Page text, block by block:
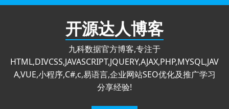
跳
开源达人博客
九科数据官方博客,专注于
HTML,DIVCSS,JAVASCRIPT,JQUERY,AJAX,PHP,MYSQL,JAV
A,VUE,小程序,C#,c,易语言,企业网站SEO优化及推广学习
分享经验!